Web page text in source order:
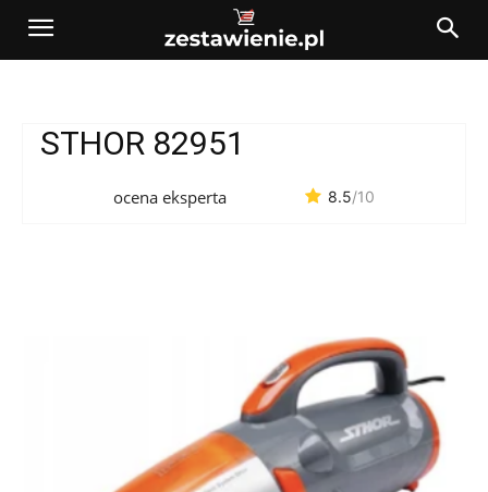
STHOR 82951
ocena eksperta 8.5/10